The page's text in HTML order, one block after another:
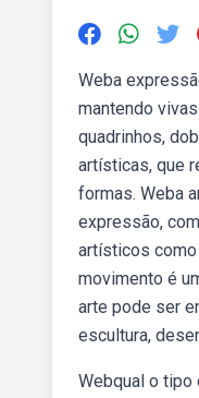
Weba
mantendo
quadrinhos,
artísticas, que
formas. Weba
expressão,
artísticos como
movimento é
arte pode ser
escultura,
Webqual o tipo